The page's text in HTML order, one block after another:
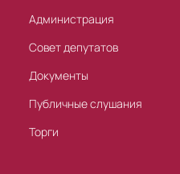
Администрация
Совет депутатов
Документы
Публичные слушания
Торги